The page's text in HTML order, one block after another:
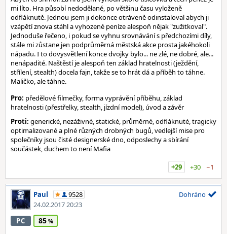
mi líto. Hra působí nedodělané, po většinu času vyloženě
odfláknutě. Jednou jsem ji dokonce otráveně odinstaloval abych ji
vzápětí znova stáhl a vyhozené peníze alespoň nějak "zužitkoval".
Jednoduše řečeno, i pokud se vyhnu srovnávání s předchozími díly,
stále mi zůstane jen podprůměrná městská akce prosta jakéhokoli
nápadu. I to dovysvětlení konce dvojky bylo... ne zlé, ne dobré, ale...
nenápadité. Naštěstí je alespoň ten základ hratelnosti (ježdění,
střílení, stealth) docela fajn, takže se to hrát dá a příběh to táhne.
Maličko, ale táhne.
Pro: předělové filmečky, forma vyprávění příběhu, základ
hratelnosti (přestřelky, stealth, jízdní model), úvod a závěr
Proti: generické, nezáživné, statické, průměrné, odfláknuté, tragicky
optimalizované a plné různých drobných bugů, vedlejší mise pro
společníky jsou čisté designerské dno, odposlechy a sbírání
součástek, duchem to není Mafia
+29
+30 −1
Paul
9528
24.02.2017 20:23
Dohráno
PC 85